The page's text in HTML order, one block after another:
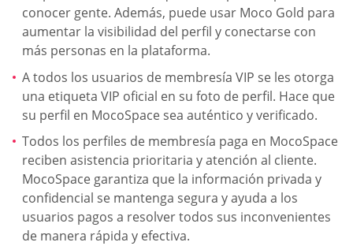
conocer gente. Además, puede usar Moco Gold para
aumentar la visibilidad del perfil y conectarse con
más personas en la plataforma.
A todos los usuarios de membresía VIP se les otorga
una etiqueta VIP oficial en su foto de perfil. Hace que
su perfil en MocoSpace sea auténtico y verificado.
Todos los perfiles de membresía paga en MocoSpace
reciben asistencia prioritaria y atención al cliente.
MocoSpace garantiza que la información privada y
confidencial se mantenga segura y ayuda a los
usuarios pagos a resolver todos sus inconvenientes
de manera rápida y efectiva.